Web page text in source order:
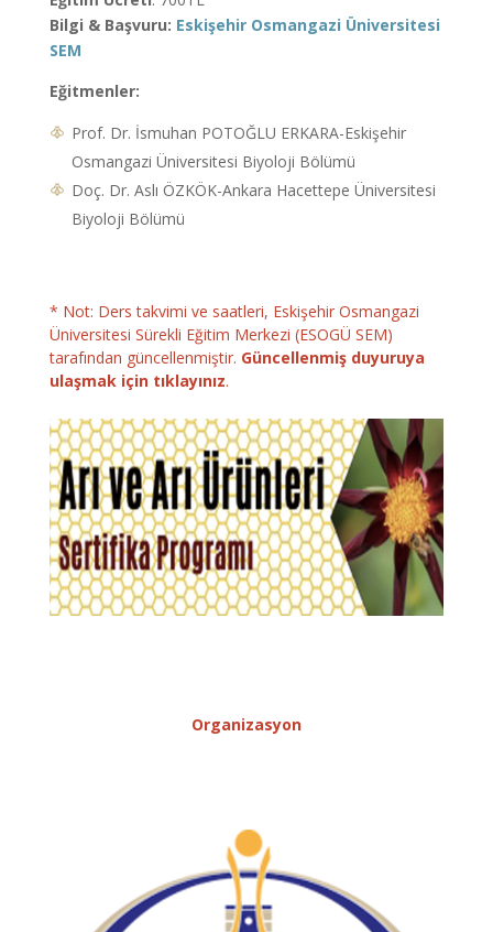
Bilgi & Başvuru: Eskişehir Osmangazi Üniversitesi
SEM
Eğitmenler:
Prof. Dr. İsmuhan POTOĞLU ERKARA-Eskişehir
Osmangazi Üniversitesi Biyoloji Bölümü
Doç. Dr. Aslı ÖZKÖK-Ankara Hacettepe Üniversitesi
Biyoloji Bölümü
* Not: Ders takvimi ve saatleri, Eskişehir Osmangazi
Üniversitesi Sürekli Eğitim Merkezi (ESOGÜ SEM)
tarafından güncellenmiştir. Güncellenmiş duyuruya
ulaşmak için tıklayınız.
Organizasyon